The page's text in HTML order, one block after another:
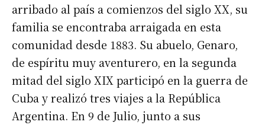
arribado al país a comienzos del siglo XX, su
familia se encontraba arraigada en esta
comunidad desde 1883. Su abuelo, Genaro,
de espíritu muy aventurero, en la segunda
mitad del siglo XIX participó en la guerra de
Cuba y realizó tres viajes a la República
Argentina. En 9 de Julio, junto a sus